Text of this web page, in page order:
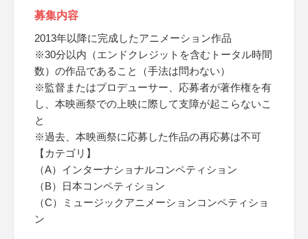
募集内容
2013年以降に完成したアニメーション作品
※30分以内（エンドクレジットを含むトータル時間
数）の作品であること（手法は問わない）
※監督またはプロデューサー、応募者が著作権を有
し、本映画祭での上映に際して支障が起こらないこ
と
※過去、本映画祭に応募した作品の再応募は不可
【カテゴリ】
（A）インターナショナルコンペティション
（B）日本コンペティション
（C）ミュージックアニメーションコンペティショ
ン